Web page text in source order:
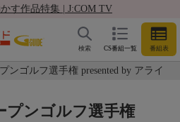
す作品特集 | J:COM TV
CS番組一覧 番組表
検索
ンゴルフ選手権 presented by アライ
プンゴルフ選手権